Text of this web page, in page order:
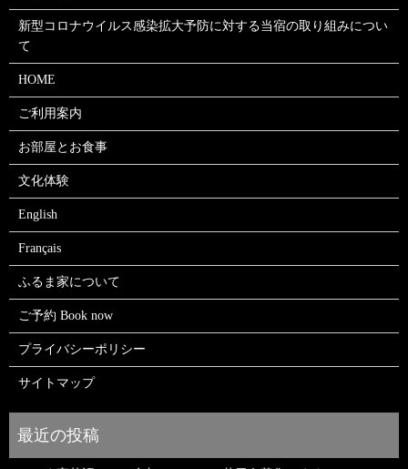
新型コロナウイルス感染拡大予防に対する当宿の取り組みについ
て
HOME
ご利用案内
お部屋とお食事
文化体験
English
Français
ふるま家について
ご予約 Book now
プライバシーポリシー
サイトマップ